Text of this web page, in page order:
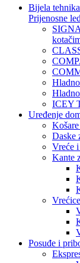
Bijela tehnika
Prijenosne
ICEY
Uređenje
Daske
Vreće
Kante
Posuđe i